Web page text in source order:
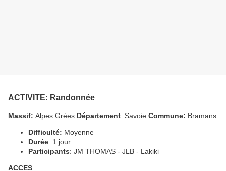
ACTIVITE: Randonnée
Massif: Alpes Grées Département: Savoie Commune: Bramans
Difficulté: Moyenne
Durée: 1 jour
Participants: JM THOMAS - JLB - Lakiki
ACCES